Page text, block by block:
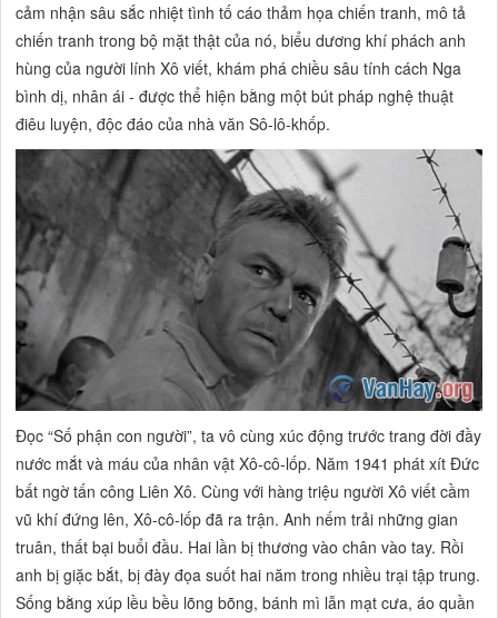
cảm nhận sâu sắc nhiệt tình tố cáo thảm họa chiến tranh, mô tả
chiến tranh trong bộ mặt thật của nó, biểu dương khí phách anh
hùng của người lính Xô viết, khám phá chiều sâu tính cách Nga
bình dị, nhân ái - được thể hiện bằng một bút pháp nghệ thuật
điêu luyện, độc đáo của nhà văn Sô-lô-khốp.
Đọc“Số phận con người”, ta vô cùng xúc động trước trang đời đầy
nước mắt và máu của nhân vật Xô-cô-lốp. Năm 1941 phát xít Đức
bất ngờ tấn công Liên Xô. Cùng với hàng triệu người Xô viết cầm
vũ khí đứng lên, Xô-cô-lốp đã ra trận. Anh nếm trải những gian
truân, thất bại buổi đầu. Hai lần bị thương vào chân vào tay. Rồi
anh bị giặc bắt, bị đày đọa suốt hai năm trong nhiều trại tập trung.
Sống bằng xúp lều bều lõng bõng, bánh mì lẫn mạt cưa, áo quần